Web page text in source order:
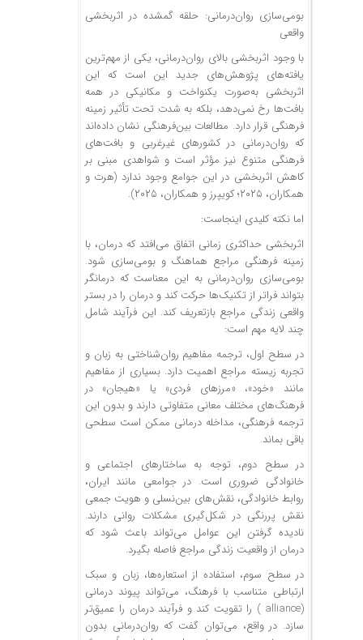
بومی‌سازی روان‌درمانی: حلقه گمشده در اثربخشی
واقعی
با وجود اثربخشی بالای روان‌درمانی، یکی از مهم‌ترین
یافته‌های پژوهش‌های جدید این است که این
اثربخشی به‌صورت یکنواخت و مکانیکی در همه
بافت‌ها رخ نمی‌دهد، بلکه به شدت تحت تأثیر زمینه
فرهنگی قرار دارد. مطالعات بین‌فرهنگی نشان داده‌اند
که روان‌درمانی در کشورهای غیرغربی و بافت‌های
فرهنگی متنوع نیز مؤثر است و شواهدی مبنی بر
کاهش اثربخشی در این جوامع وجود ندارد (هرت و
همکاران، ۲۰۲۵؛ کویپرز و همکاران، ۲۰۲۵).
اما نکته کلیدی اینجاست:
اثربخشی حداکثری زمانی اتفاق می‌افتد که درمان، با
زمینه فرهنگی مراجع هماهنگ و بومی‌سازی شود.
بومی‌سازی روان‌درمانی به این معناست که درمانگر
بتواند فراتر از تکنیک‌ها حرکت کند و درمان را در بستر
واقعی زندگی مراجع بازتعریف کند. این فرآیند شامل
چند لایه مهم است:
در سطح اول، ترجمه مفاهیم روان‌شناختی به زبان و
تجربه زیسته مراجع اهمیت دارد. بسیاری از مفاهیم
مانند «خود»، «مرزهای فردی» یا «هیجان» در
فرهنگ‌های مختلف معانی متفاوتی دارند و بدون این
ترجمه فرهنگی، مداخله درمانی ممکن است سطحی
باقی بماند.
در سطح دوم، توجه به ساختارهای اجتماعی و
خانوادگی ضروری است. در جوامعی مانند ایران،
روابط خانوادگی، نقش‌های بین‌نسلی و هویت جمعی
نقش پررنگی در شکل‌گیری مشکلات روانی دارند.
نادیده گرفتن این عوامل می‌تواند باعث شود که
درمان از واقعیت زندگی مراجع فاصله بگیرد.
در سطح سوم، استفاده از استعاره‌ها، زبان و سبک
ارتباطی متناسب با فرهنگ، می‌تواند پیوند درمانی
(alliance ) را تقویت کند و فرآیند درمان را عمیق‌تر
سازد. در واقع، می‌توان گفت که روان‌درمانی بدون